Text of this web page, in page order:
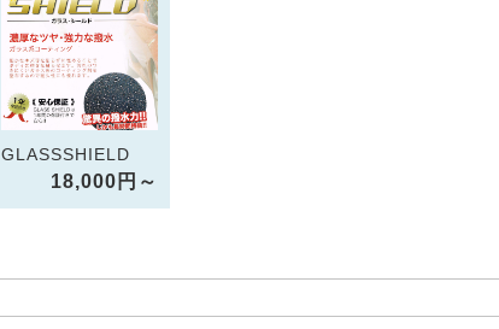
GLASSSHIELD
18,000円～